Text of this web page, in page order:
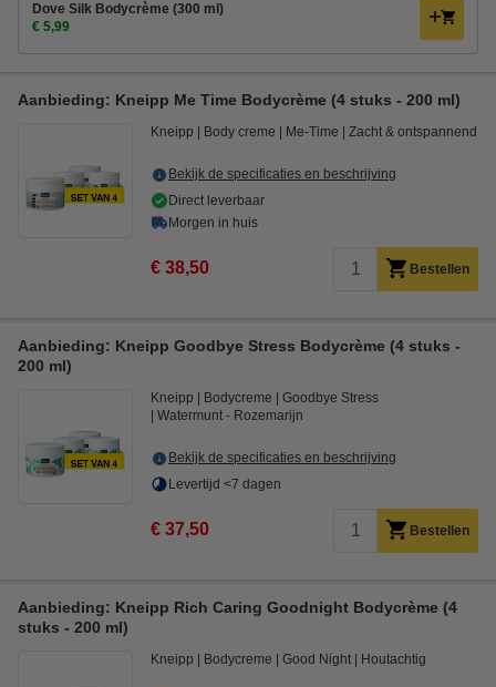
Dove Silk Bodycrème (300 ml)
€ 5,99
Aanbieding: Kneipp Me Time Bodycrème (4 stuks - 200 ml)
Kneipp Body creme Me-Time Zacht & ontspannend
Bekijk de specificaties en beschrijving
Direct leverbaar
Morgen in huis
€ 38,50 Bestellen
Aanbieding: Kneipp Goodbye Stress Bodycrème (4 stuks -
200 ml)
Kneipp Bodycreme
Goodbye Stress
Watermunt - Rozemarijn
Bekijk de specificaties en beschrijving
Levertijd <7 dagen
€ 37,50 Bestellen
Aanbieding: Kneipp Rich Caring Goodnight Bodycrème (4
stuks - 200 ml)
Kneipp Bodycreme Good Night Houtachtig